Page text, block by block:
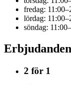
fredag:
lördag:
söndag:
Erbjudanden
2 för 1